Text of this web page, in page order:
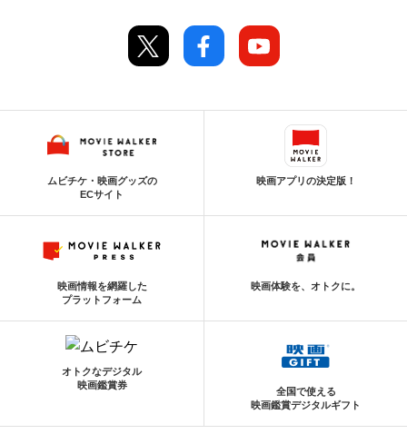
ムビチケ・映画グッズの
ECサイト
映画アプリの決定版！
映画情報を網羅した
プラットフォーム
映画体験を、オトクに。
オトクなデジタル
映画鑑賞券
全国で使える
映画鑑賞デジタルギフト